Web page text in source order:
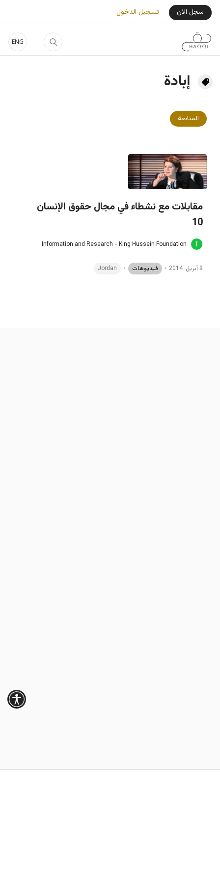
تجاوز إلى المحتوى الرئيسي
ENG
User Login Menu
سجل الان تسجيل الدخول
إبادة
المتابعة
مقابلات مع نشطاء في مجال حقوق الإنسان
10
Information and Research - King Hussein Foundation
9 أبريل، 2014 فيديوهات Jordan